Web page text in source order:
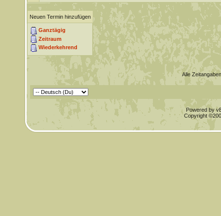
Neuen Termin hinzufügen
Ganztägig
Zeitraum
Wiederkehrend
Alle
Powered by
Copyright